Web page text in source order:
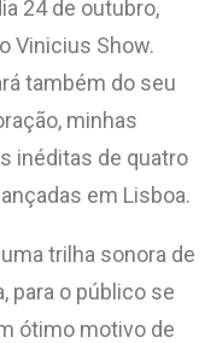
24 de outubro,
Vinicius Show.
também do seu
minhas
inéditas de quatro
em Lisboa.
trilha sonora de
para o público se
ótimo motivo de